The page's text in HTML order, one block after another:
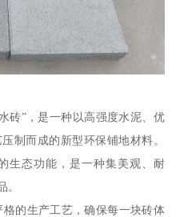
砖”，是一种以高强度水泥、优
制而成的新型环保铺地材料。
生态功能，是一种集美观、耐
。
的生产工艺，确保每一块砖体